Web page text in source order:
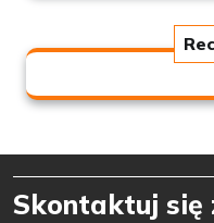
Skontaktuj się